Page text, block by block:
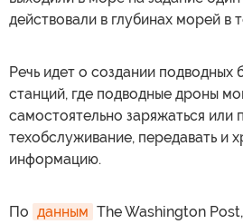
действовали в глубинах морей в
Речь идет о создании подводных
станций, где подводные дроны
самостоятельно заряжаться или
техобслуживание, передавать и
информацию.
По данным The Washington